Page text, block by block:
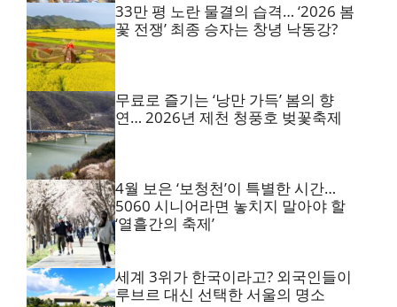
33만 평 노란 물결의 습격… ‘2026 봄
꽃 전쟁’ 최종 승자는 창녕 낙동강?
무료로 즐기는 ‘낭만 가득’ 봄의 향
연… 2026년 제천 청풍호 벚꽃축제
4월 보은 ‘보청천’이 특별한 시간…
5060 시니어라면 놓치지 말아야 할
‘열흘간의 축제’
세계 3위가 한국이라고? 외국인들이
루브르 대신 선택한 서울의 명소